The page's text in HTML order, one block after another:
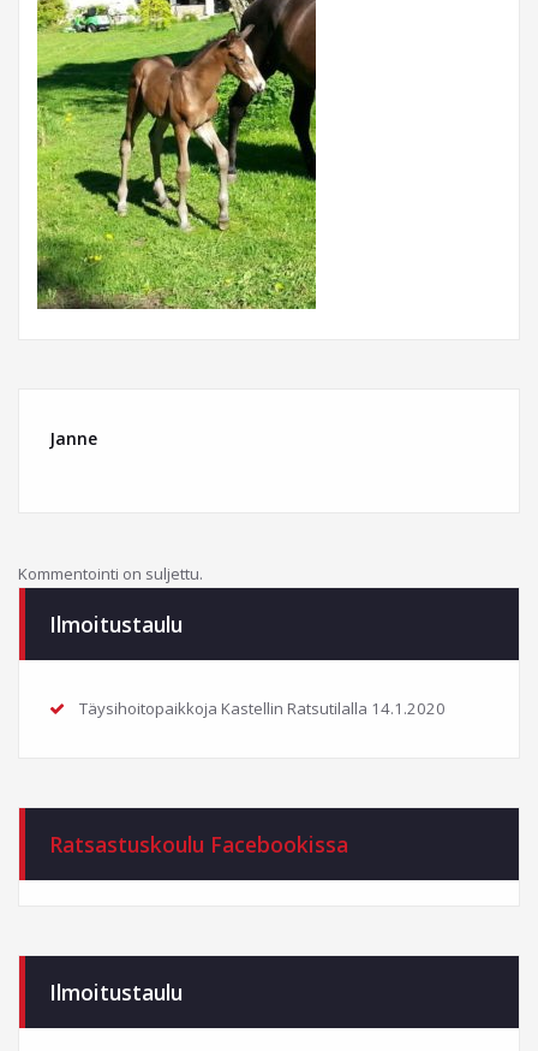
Janne
Kommentointi on suljettu.
Ilmoitustaulu
Täysihoitopaikkoja Kastellin Ratsutilalla 14.1.2020
Ratsastuskoulu Facebookissa
Ilmoitustaulu